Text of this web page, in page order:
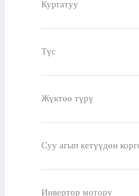
Кургатуу
Түс
Жүктөө түрү
Суу агып кетүүдөн
Инвертор мотору